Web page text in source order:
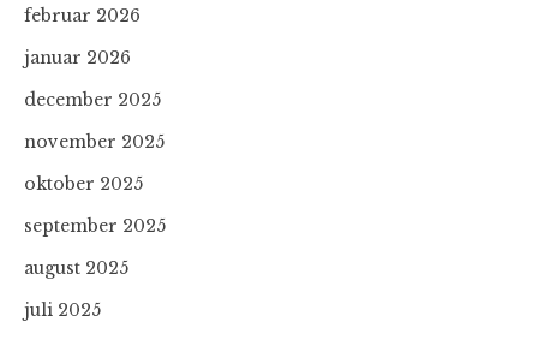
februar 2026
januar 2026
december 2025
november 2025
oktober 2025
september 2025
august 2025
juli 2025